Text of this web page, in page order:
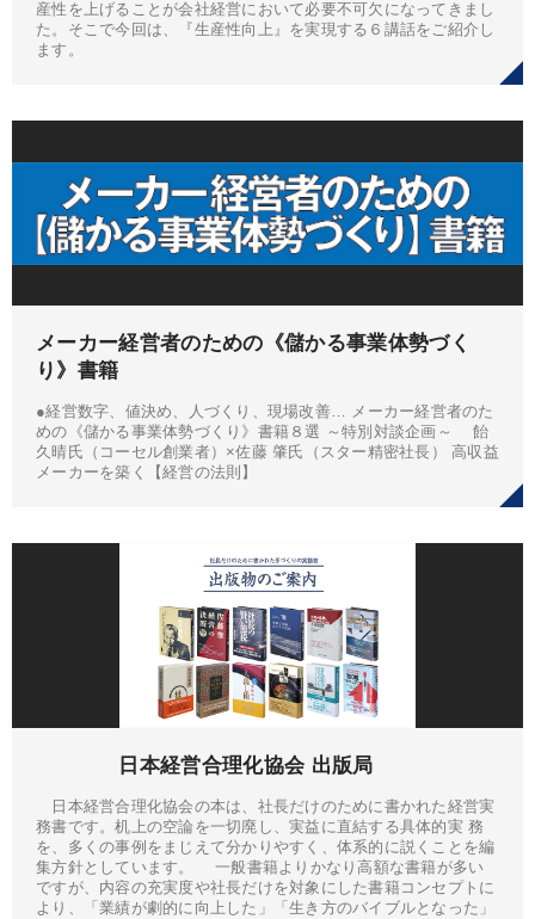
産性を上げることが会社経営において必要不可欠になってきまし
た。そこで今回は、『生産性向上』を実現する６講話をご紹介し
ます。
メーカー経営者のための《儲かる事業体勢づく
り》書籍
●経営数字、値決め、人づくり、現場改善… メーカー経営者のた
めの《儲かる事業体勢づくり》書籍８選 ～特別対談企画～ 飴
久晴氏（コーセル創業者）×佐藤 肇氏（スター精密社長） 高収益
メーカーを築く【経営の法則】
日本経営合理化協会 出版局
日本経営合理化協会の本は、社長だけのために書かれた経営実
務書です。机上の空論を一切廃し、実益に直結する具体的実 務
を、多くの事例をまじえて分かりやすく、体系的に説くことを編
集方針としています。 一般書籍よりかなり高額な書籍が多い
ですが、内容の充実度や社長だけを対象にした書籍コンセプトに
より、「業績が劇的に向上した」「生き方のバイブルとなった」